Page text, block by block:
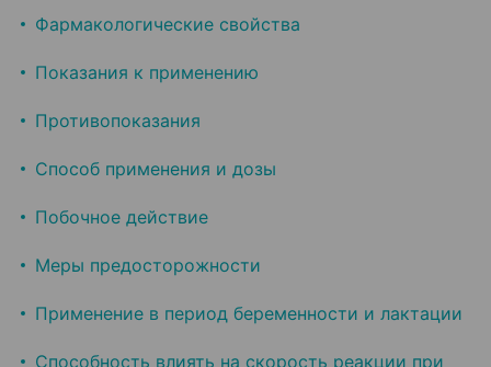
Фармакологические свойства
Показания к применению
Противопоказания
Способ применения и дозы
Побочное действие
Меры предосторожности
Применение в период беременности и лактации
Способность влиять на скорость реакции при